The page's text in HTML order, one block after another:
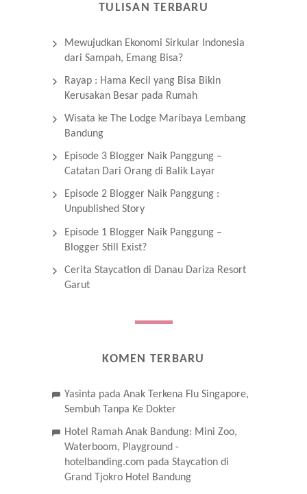
TULISAN TERBARU
Mewujudkan Ekonomi Sirkular Indonesia
dari Sampah, Emang Bisa?
Rayap : Hama Kecil yang Bisa Bikin
Kerusakan Besar pada Rumah
Wisata ke The Lodge Maribaya Lembang
Bandung
Episode 3 Blogger Naik Panggung –
Catatan Dari Orang di Balik Layar
Episode 2 Blogger Naik Panggung :
Unpublished Story
Episode 1 Blogger Naik Panggung –
Blogger Still Exist?
Cerita Staycation di Danau Dariza Resort
Garut
KOMEN TERBARU
Yasinta pada Anak Terkena Flu Singapore,
Sembuh Tanpa Ke Dokter
Hotel Ramah Anak Bandung: Mini Zoo,
Waterboom, Playground -
hotelbanding.com pada Staycation di
Grand Tjokro Hotel Bandung